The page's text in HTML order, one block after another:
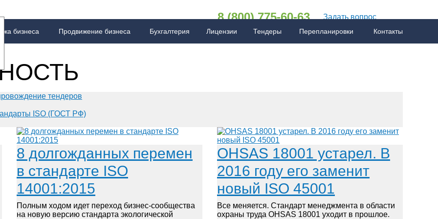
8 (800) 775-60-63 Задать вопрос
бизнеса Продвижение бизнеса Бухгалтерия Лицензии Тендеры Перепланировки Контакты
тендеров
ISO (ГОСТ РФ)
8 долгожданных перемен
в стандарте ISO
14001:2015
Полным ходом идет переход бизнес-сообщества
на новую версию стандарта экологической
OHSAS 18001 устарел. В
2016 году его заменит
новый ISO 45001
Все меняется. Стандарт менеджмента в области
охраны труда OHSAS 18001 уходит в прошлое.